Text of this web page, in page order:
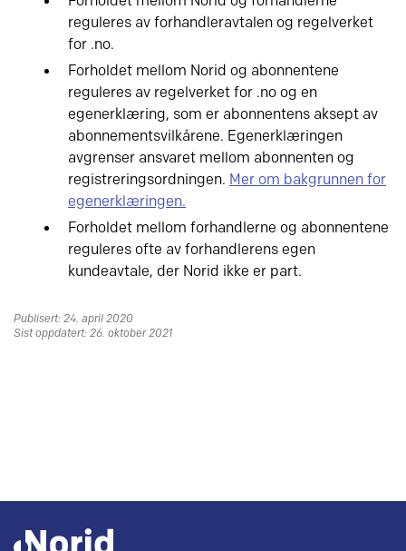
reguleres av forhandleravtalen og regelverket
for .no.
Forholdet mellom Norid og abonnentene
reguleres av regelverket for .no og en
egenerklæring, som er abonnentens aksept av
abonnementsvilkårene. Egenerklæringen
avgrenser ansvaret mellom abonnenten og
registreringsordningen. Mer om bakgrunnen for
egenerklæringen.
Forholdet mellom forhandlerne og abonnentene
reguleres ofte av forhandlerens egen
kundeavtale, der Norid ikke er part.
Publisert: 24. april 2020
Sist oppdatert: 26. oktober 2021